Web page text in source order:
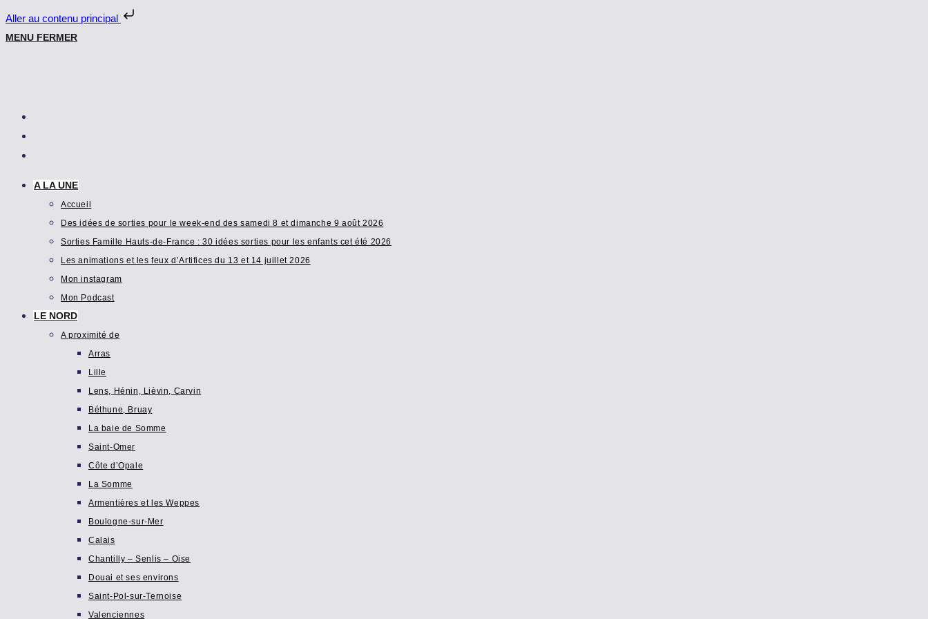
Aller au contenu principal
Skip
MENU FERMER
A LA UNE
Accueil
Des idées de sorties pour le week-end des samedi 8 et dimanche 9 août 2026
Sorties Famille Hauts-de-France : 30 idées sorties pour les enfants cet été 2026
Les animations et les feux d’Artifices du 13 et 14 juillet 2026
Mon instagram
Mon Podcast
LE NORD
A proximité de
Arras
Lille
Lens, Hénin, Lièvin, Carvin
Béthune, Bruay
La baie de Somme
Saint-Omer
Côte d’Opale
La Somme
Armentières et les Weppes
Boulogne-sur-Mer
Calais
Chantilly – Senlis – Oise
Douai et ses environs
Saint-Pol-sur-Ternoise
Valenciennes